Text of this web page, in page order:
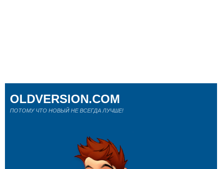
OLDVERSION.COM
ПОТОМУ ЧТО НОВЫЙ НЕ ВСЕГДА ЛУЧШЕ!